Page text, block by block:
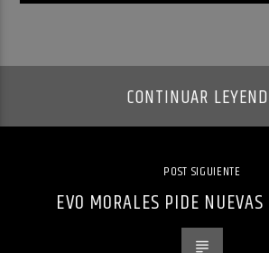
CONTINUAR
POST SIGUIENTE
EVO MORALES PIDE NUEVAS